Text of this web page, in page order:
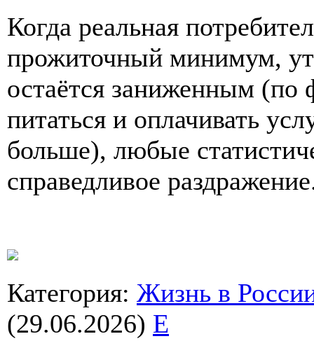
Когда реальная
прожиточный минимум,
остаётся заниженным (по
питаться и оплачивать
больше), любые
справедливое
Категория: Жизнь в
(29.06.2026) E